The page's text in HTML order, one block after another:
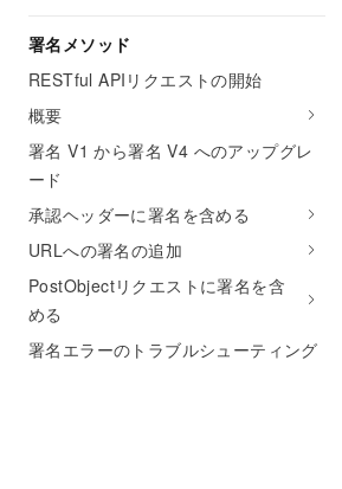
署名メソッド
RESTful APIリクエストの開始
概要
署名 V1 から署名 V4 へのアップグレ
ード
承認ヘッダーに署名を含める
URLへの署名の追加
PostObjectリクエストに署名を含
める
署名エラーのトラブルシューティング